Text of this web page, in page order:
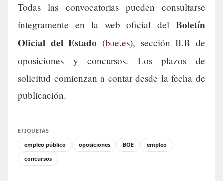
Todas las convocatorias pueden consultarse
íntegramente en la web oficial del Boletín
Oficial del Estado (boe.es), sección II.B de
oposiciones y concursos. Los plazos de
solicitud comienzan a contar desde la fecha de
publicación.
ETIQUETAS
empleo público
oposiciones BOE
empleo
concursos